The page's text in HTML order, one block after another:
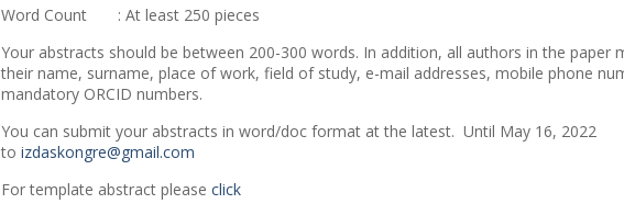
Word Count : At least 250 pieces
Your abstracts should be between 200-300 words. In addition, all authors in the paper
their name, surname, place of work, field of study, e-mail addresses, mobile phone
mandatory ORCID numbers.
You can submit your abstracts in word/doc format at the latest. Until May 16, 2022
to izdaskongre@gmail.com
For template abstract please click